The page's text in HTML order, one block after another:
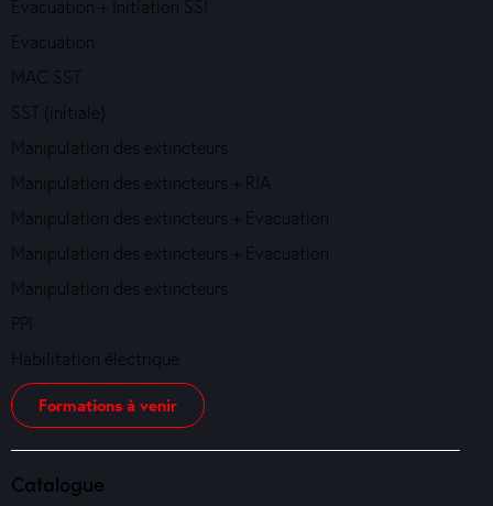
Evacuation + Initiation SSI
Evacuation
MAC SST
SST (initiale)
Manipulation des extincteurs
Manipulation des extincteurs + RIA
Manipulation des extincteurs + Evacuation
Manipulation des extincteurs + Evacuation
Manipulation des extincteurs
PPI
Habilitation électrique
Formations à venir
Catalogue